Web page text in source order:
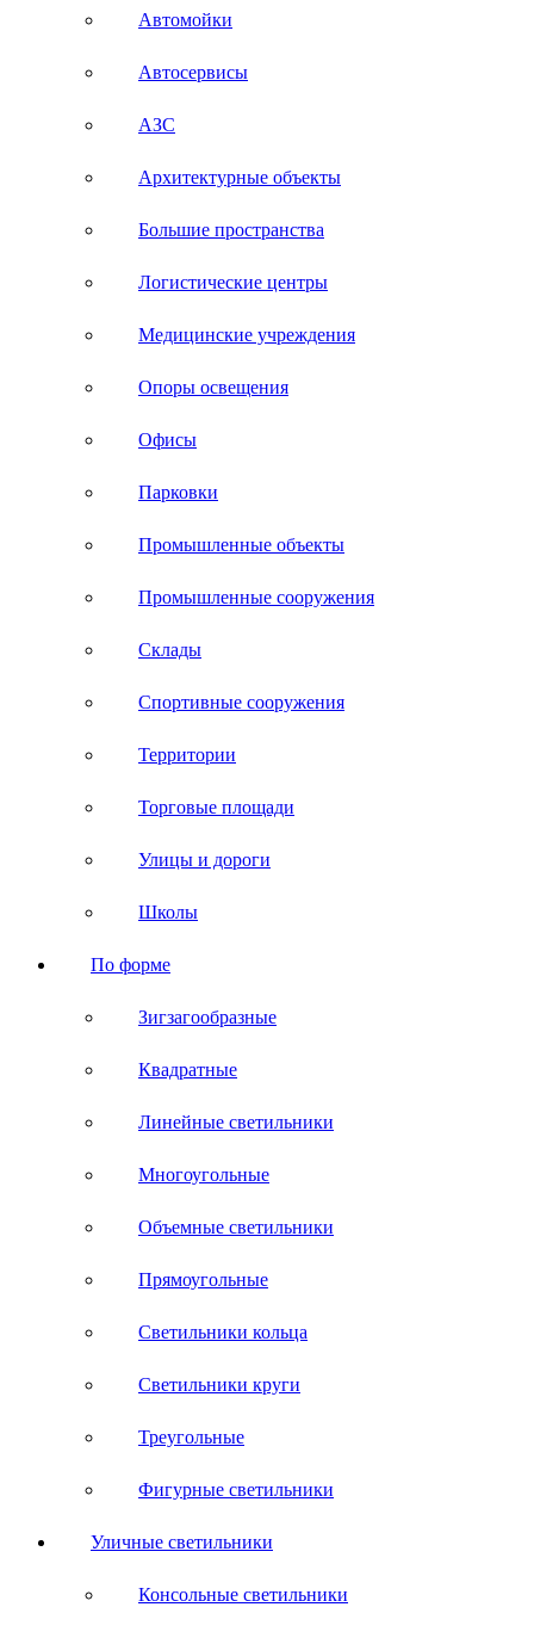
Автомойки
Автосервисы
АЗС
Архитектурные объекты
Большие пространства
Логистические центры
Медицинские учреждения
Опоры освещения
Офисы
Парковки
Промышленные объекты
Промышленные сооружения
Склады
Спортивные сооружения
Территории
Торговые площади
Улицы и дороги
Школы
По форме
Зигзагообразные
Квадратные
Линейные светильники
Многоугольные
Объемные светильники
Прямоугольные
Светильники кольца
Светильники круги
Треугольные
Фигурные светильники
Уличные светильники
Консольные светильники